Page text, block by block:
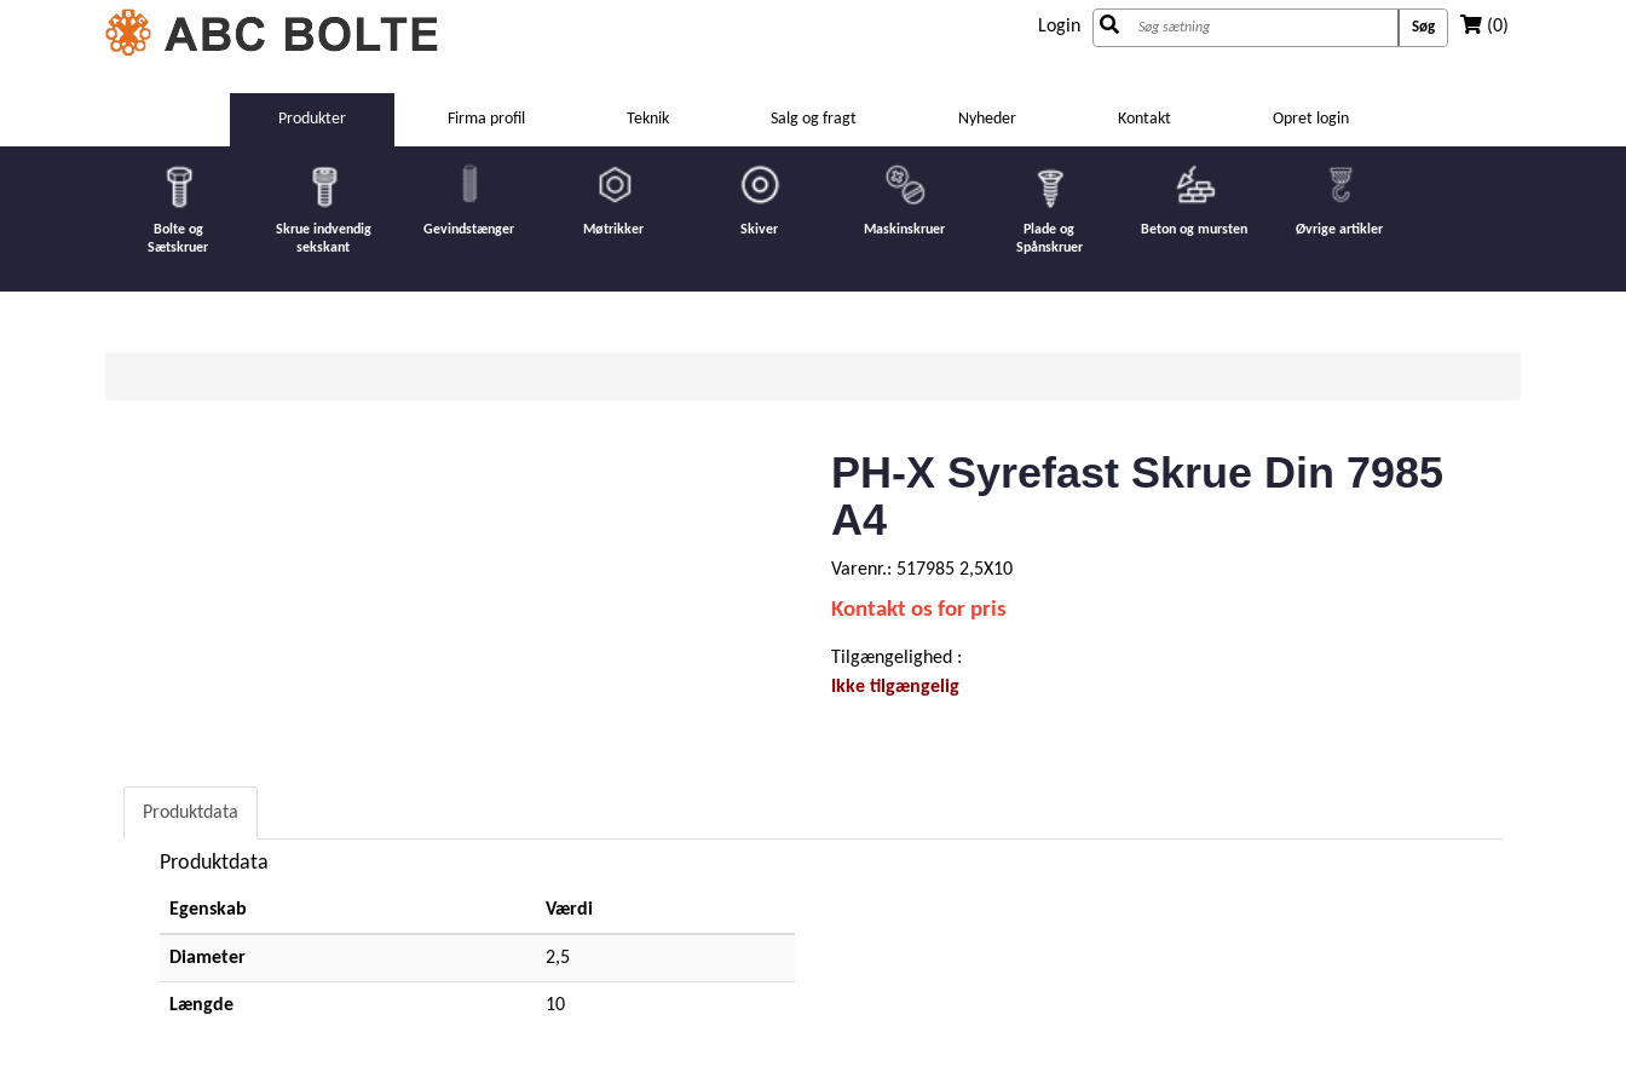
(0)
Søg
Login
Produkter Firma profil Teknik Salg og fragt Nyheder Kontakt Opret login
Bolte og
Sætskruer
Skrue indvendig
sekskant
Gevindstænger Møtrikker Skiver Maskinskruer
Plade og
Spånskruer
Beton og mursten Øvrige artikler
PH-X Syrefast Skrue Din 7985
A4
Varenr.: 517985 2,5X10
Kontakt os for pris
Tilgængelighed :
Ikke tilgængelig
Produktdata
Produktdata
Egenskab Værdi
Diameter 2,5
Længde 10